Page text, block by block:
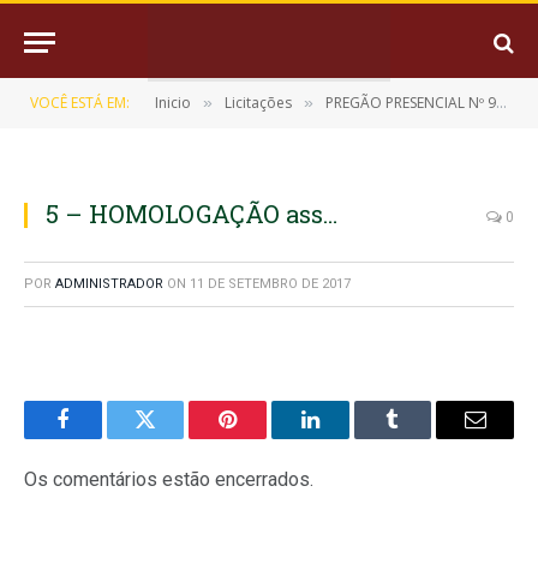
VOCÊ ESTÁ EM: Inicio » Licitações » PREGÃO PRESENCIAL Nº 9/2017-011
5 – HOMOLOGAÇÃO ass… 0
POR ADMINISTRADOR ON 11 DE SETEMBRO DE 2017
FacebookTwitter Pinterest LinkedInTumblr
E-
Os comentários estão encerrados.